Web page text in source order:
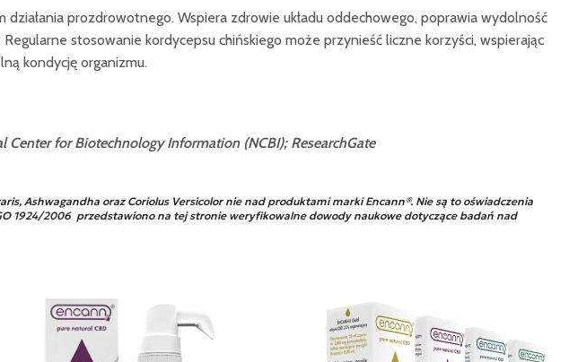
działania prozdrowotnego. Wspiera zdrowie układu oddechowego, poprawia wydolność
stosowanie kordycepsu chińskiego może przynieść liczne korzyści, wspierając
kondycję organizmu.
Center for Biotechnology Information (NCBI); ResearchGate
Ashwagandha oraz Coriolus Versicolor nie nad produktami marki Encann®. Nie są to oświadczenia
1924/2006 przedstawiono na tej stronie weryfikowalne dowody naukowe dotyczące badań nad